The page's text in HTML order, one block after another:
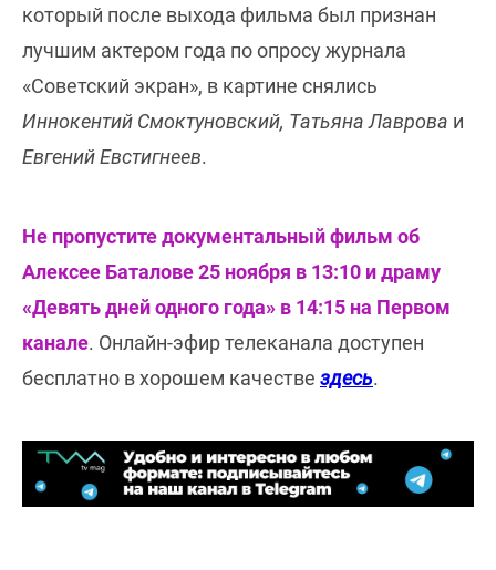
который после выхода фильма был признан
лучшим актером года по опросу журнала
«Советский экран», в картине снялись
Иннокентий Смоктуновский, Татьяна Лаврова и
Евгений Евстигнеев.
Не пропустите документальный фильм об
Алексее Баталове 25 ноября в 13:10 и драму
«Девять дней одного года» в 14:15 на Первом
канале. Онлайн-эфир телеканала доступен
бесплатно в хорошем качестве здесь.